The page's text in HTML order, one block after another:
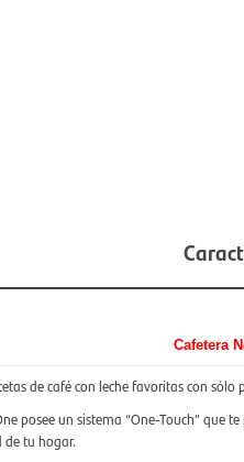
Cafetera
de café con leche favoritas con
posee un sistema “One-Touch” que
tu hogar.